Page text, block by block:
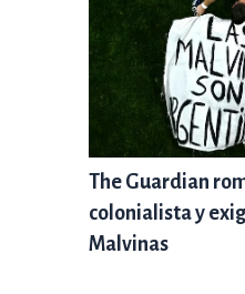
The Guardian
colonialista y
Malvinas